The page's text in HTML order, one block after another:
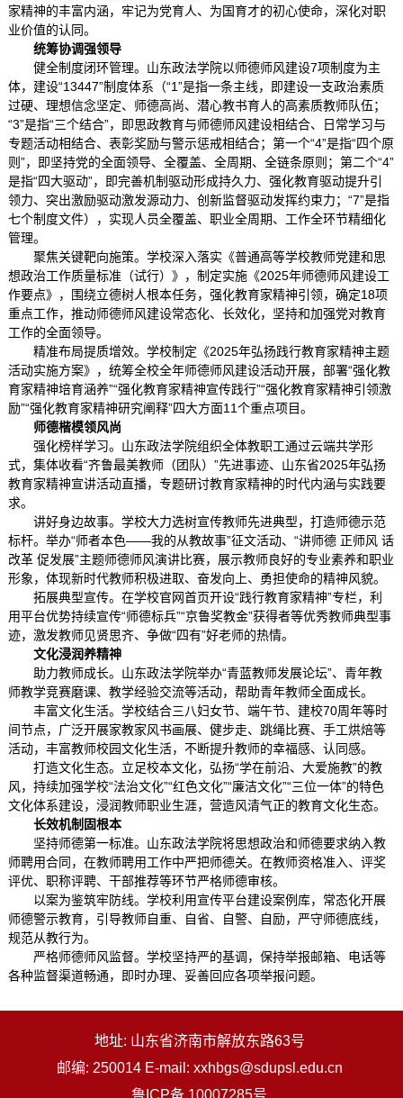
家精神的丰富内涵，牢记为党育人、为国育才的初心使命，深化对职
业价值的认同。
统筹协调强领导
健全制度闭环管理。山东政法学院以师德师风建设7项制度为主
体，建设“13447”制度体系（“1”是指一条主线，即建设一支政治素质
过硬、理想信念坚定、师德高尚、潜心教书育人的高素质教师队伍；
“3”是指“三个结合”，即思政教育与师德师风建设相结合、日常学习与
专题活动相结合、表彰奖励与警示惩戒相结合；第一个“4”是指“四个原
则”，即坚持党的全面领导、全覆盖、全周期、全链条原则；第二个“4”
是指“四大驱动”，即完善机制驱动形成持久力、强化教育驱动提升引
领力、突出激励驱动激发源动力、创新监督驱动发挥约束力；“7”是指
七个制度文件），实现人员全覆盖、职业全周期、工作全环节精细化
管理。
聚焦关键靶向施策。学校深入落实《普通高等学校教师党建和思
想政治工作质量标准（试行）》，制定实施《2025年师德师风建设工
作要点》，围绕立德树人根本任务，强化教育家精神引领，确定18项
重点工作，推动师德师风建设常态化、长效化，坚持和加强党对教育
工作的全面领导。
精准布局提质增效。学校制定《2025年弘扬践行教育家精神主题
活动实施方案》，统筹全校全年师德师风建设活动开展，部署“强化教
育家精神培育涵养”“强化教育家精神宣传践行”“强化教育家精神引领激
励”“强化教育家精神研究阐释”四大方面11个重点项目。
师德楷模领风尚
强化榜样学习。山东政法学院组织全体教职工通过云端共学形
式，集体收看“齐鲁最美教师（团队）”先进事迹、山东省2025年弘扬
教育家精神宣讲活动直播，专题研讨教育家精神的时代内涵与实践要
求。
讲好身边故事。学校大力选树宣传教师先进典型，打造师德示范
标杆。举办“师者本色——我的从教故事”征文活动、“讲师德 正师风 话
改革 促发展”主题师德师风演讲比赛，展示教师良好的专业素养和职业
形象，体现新时代教师积极进取、奋发向上、勇担使命的精神风貌。
拓展典型宣传。在学校官网首页开设“践行教育家精神”专栏，利
用平台优势持续宣传“师德标兵”“京鲁奖教金”获得者等优秀教师典型事
迹，激发教师见贤思齐、争做“四有”好老师的热情。
文化浸润养精神
助力教师成长。山东政法学院举办“青蓝教师发展论坛”、青年教
师教学竞赛磨课、教学经验交流等活动，帮助青年教师全面成长。
丰富文化生活。学校结合三八妇女节、端午节、建校70周年等时
间节点，广泛开展家教家风书画展、健步走、跳绳比赛、手工烘焙等
活动，丰富教师校园文化生活，不断提升教师的幸福感、认同感。
打造文化生态。立足校本文化，弘扬“学在前沿、大爱施教”的教
风，持续加强学校“法治文化”“红色文化”“廉洁文化”“三位一体”的特色
文化体系建设，浸润教师职业生涯，营造风清气正的教育文化生态。
长效机制固根本
坚持师德第一标准。山东政法学院将思想政治和师德要求纳入教
师聘用合同，在教师聘用工作中严把师德关。在教师资格准入、评奖
评优、职称评聘、干部推荐等环节严格师德审核。
以案为鉴筑牢防线。学校利用宣传平台建设案例库，常态化开展
师德警示教育，引导教师自重、自省、自警、自励，严守师德底线，
规范从教行为。
严格师德师风监督。学校坚持严的基调，保持举报邮箱、电话等
各种监督渠道畅通，即时办理、妥善回应各项举报问题。
地址: 山东省济南市解放东路63号
邮编: 250014 E-mail: xxhbgs@sdupsl.edu.cn
鲁ICP备 10007285号